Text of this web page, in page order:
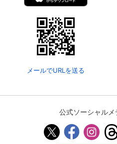
メールでURLを送る
公式ソーシャル